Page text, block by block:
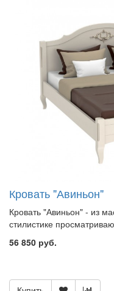
Кровать "Авиньон"
Кровать "Авиньон" - из
стилистике
56 850 руб.